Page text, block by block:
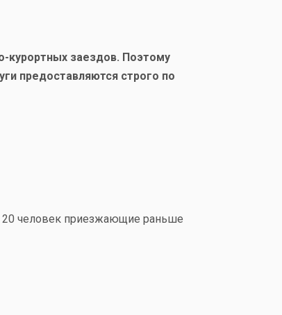
курортных заездов. Поэтому
предоставляются строго по
20 человек приезжающие раньше